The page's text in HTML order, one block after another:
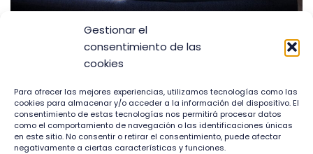
Gestionar el
consentimiento de las
cookies
Para ofrecer las mejores experiencias, utilizamos tecnologías como las
cookies para almacenar y/o acceder a la información del dispositivo. El
consentimiento de estas tecnologías nos permitirá procesar datos
como el comportamiento de navegación o las identificaciones únicas
en este sitio. No consentir o retirar el consentimiento, puede afectar
negativamente a ciertas características y funciones.
Dejando la zona de confort
Por naturaleza tenemos miedo a los cambios. Nos
desestabilizan, nos obligan a analizar la nueva
situación, nos ponen nuevos desafíos por delante y